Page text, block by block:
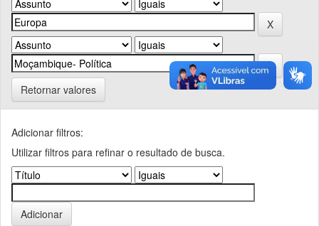
Retornar valores
Adicionar filtros:
Utilizar filtros para refinar o resultado de busca.